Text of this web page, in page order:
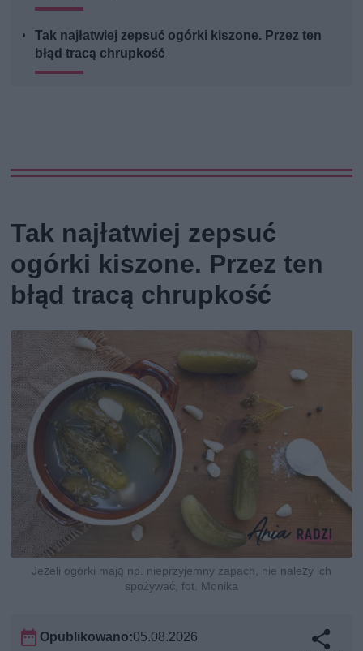
Tak najłatwiej zepsuć ogórki kiszone. Przez ten
błąd tracą chrupkość
Tak najłatwiej zepsuć
ogórki kiszone. Przez ten
błąd tracą chrupkość
Jeżeli ogórki mają np. nieprzyjemny zapach, nie należy ich
spożywać, fot. Monika
Opublikowano:05.08.2026